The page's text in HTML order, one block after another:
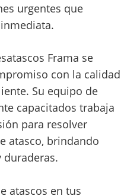
urgentes que
Frama se
con la calidad
Su equipo de
capacitados trabaja
para resolver
atasco, brindando
duraderas.
atascos en tus